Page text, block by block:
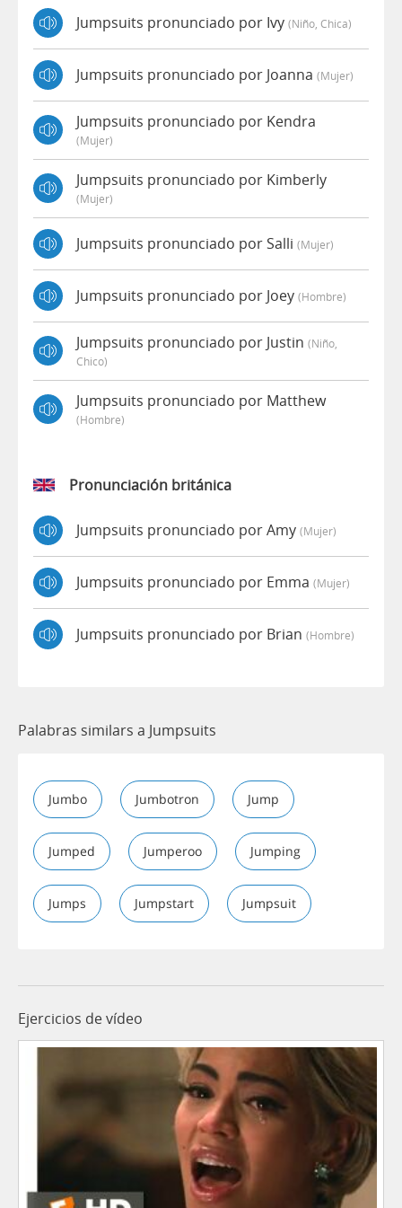
Jumpsuits pronunciado por Ivy (niño, Chica)
Jumpsuits pronunciado por Joanna (mujer)
Jumpsuits pronunciado por Kendra
(mujer)
Jumpsuits pronunciado por Kimberly
(mujer)
Jumpsuits pronunciado por Salli (mujer)
Jumpsuits pronunciado por Joey (hombre)
Jumpsuits pronunciado por Justin (niño,
Chico)
Jumpsuits pronunciado por Matthew
(hombre)
Pronunciación británica
Jumpsuits pronunciado por Amy (mujer)
Jumpsuits pronunciado por Emma (mujer)
Jumpsuits pronunciado por Brian (hombre)
Palabras similars a Jumpsuits
Jumbo Jumbotron Jump
Jumped Jumperoo Jumping
Jumps Jumpstart Jumpsuit
Ejercicios de vídeo